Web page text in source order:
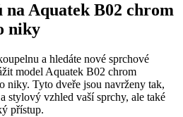
na Aquatek B02 chrom
niky
a hledáte nové sprchové
model Aquatek B02 chrom
niky. Tyto dveře jsou navrženy tak,
stylový vzhled vaší sprchy, ale také
přístup.